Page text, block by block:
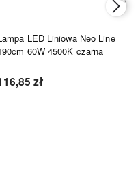
LED Liniowa Neo Line
60W 4500K czarna
zł